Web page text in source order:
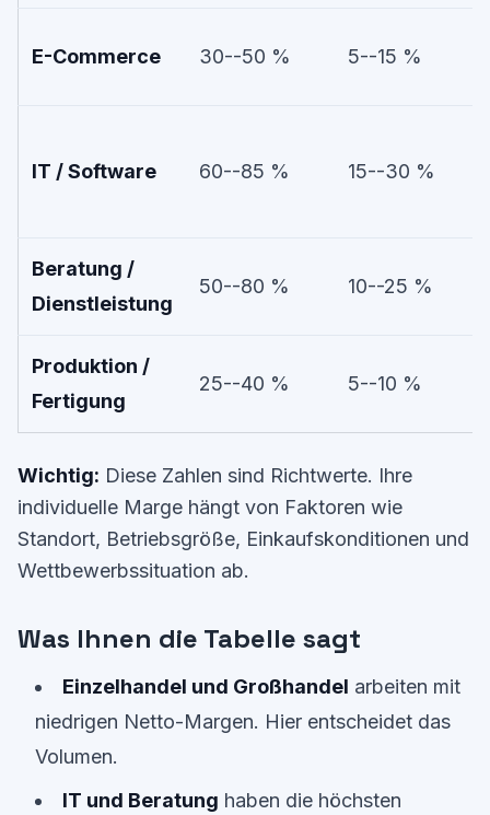
E-Commerce 30--50 % 5--15 %
IT / Software 60--85 % 15--30 %
Beratung /
Dienstleistung
50--80 % 10--25 %
Produktion /
Fertigung
25--40 % 5--10 %
Wichtig: Diese Zahlen sind Richtwerte. Ihre
individuelle Marge hängt von Faktoren wie
Standort, Betriebsgröße, Einkaufskonditionen und
Wettbewerbssituation ab.
Was Ihnen die Tabelle sagt
Einzelhandel und Großhandel arbeiten mit
niedrigen Netto-Margen. Hier entscheidet das
Volumen.
IT und Beratung haben die höchsten